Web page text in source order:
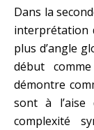
Dans la
interprétation
plus d’angle
début
démontre
sont à l’aise
complexité